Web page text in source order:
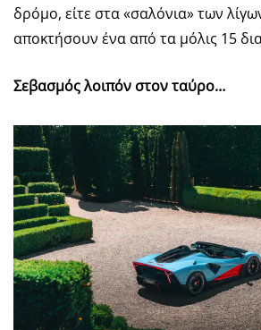
δρόμο, είτε στα «σαλόνια» των
αποκτήσουν ένα από τα μόλις 15
Σεβασμός λοιπόν στον ταύρο…